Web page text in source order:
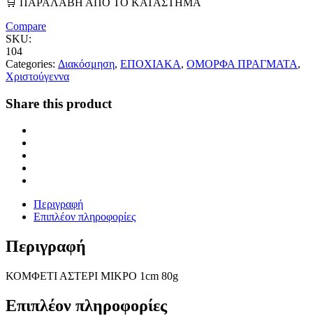
Compare
SKU:
104
Categories: Διακόσμηση, ΕΠΟΧΙΑΚΑ, ΟΜΟΡΦΑ ΠΡΑΓΜΑΤΑ,
Χριστούγεννα
Share this product
Περιγραφή
Επιπλέον πληροφορίες
Περιγραφή
ΚΟΜΦΕΤΙ ΑΣΤΕΡΙ ΜΙΚΡΟ 1cm 80g
Επιπλέον πληροφορίες